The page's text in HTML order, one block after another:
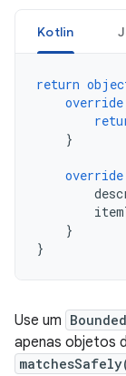
Kotlin
return
override
}
override
}
}
Use um
apenas objetos